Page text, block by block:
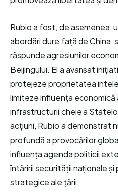
Rubio a fost, de asemenea,
abordări dure față de China,
răspunde agresiunilor
Beijingului. El a avansat
protejeze proprietatea
limiteze influența economică
infrastructurii cheie a
acțiuni, Rubio a demonstrat
profundă a provocărilor
influența agenda politicii
întăririi securității naționale
strategice ale țării.